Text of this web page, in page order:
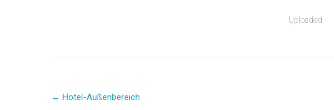
Uploaded
navigation
← Hotel-Außenbereich